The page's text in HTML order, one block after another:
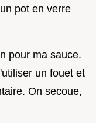
pot en verre
pour ma sauce.
un fouet et
On secoue,